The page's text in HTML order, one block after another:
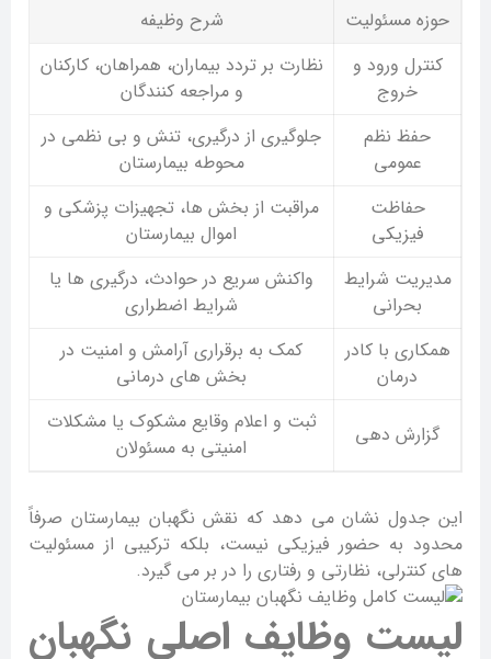
حوزه مسئولیت
شرح وظیفه
کنترل ورود و
خروج
نظارت بر تردد بیماران، همراهان، کارکنان
و مراجعه کنندگان
حفظ نظم
عمومی
جلوگیری از درگیری، تنش و بی نظمی در
محوطه بیمارستان
حفاظت
فیزیکی
مراقبت از بخش ها، تجهیزات پزشکی و
اموال بیمارستان
مدیریت شرایط
بحرانی
واکنش سریع در حوادث، درگیری ها یا
شرایط اضطراری
همکاری با کادر
درمان
کمک به برقراری آرامش و امنیت در
بخش های درمانی
گزارش دهی
ثبت و اعلام وقایع مشکوک یا مشکلات
امنیتی به مسئولان
این جدول نشان می دهد که نقش نگهبان بیمارستان صرفاً
محدود به حضور فیزیکی نیست، بلکه ترکیبی از مسئولیت
های کنترلی، نظارتی و رفتاری را در بر می گیرد.
لیست وظایف اصلی نگهبان